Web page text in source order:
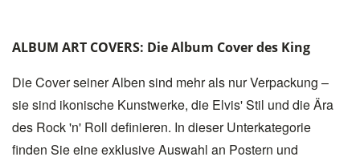
ALBUM ART COVERS: Die Album Cover des King
Die Cover seiner Alben sind mehr als nur Verpackung –
sie sind ikonische Kunstwerke, die Elvis' Stil und die Ära
des Rock 'n' Roll definieren. In dieser Unterkategorie
finden Sie eine exklusive Auswahl an Postern und